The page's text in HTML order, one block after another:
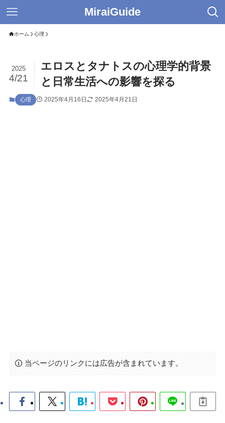
MiraiGuide
ホーム 心理
エロスとタナトスの心理学的背景
と日常生活への影響を探る
2025
4/21
心理 2025年4月16日 2025年4月21日
当ページのリンクには広告が含まれています。